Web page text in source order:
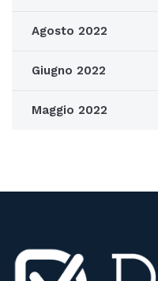
Agosto 2022
Giugno 2022
Maggio 2022